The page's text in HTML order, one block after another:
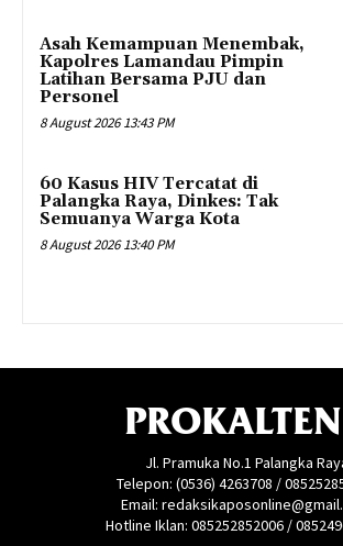
Asah Kemampuan Menembak,
Kapolres Lamandau Pimpin
Latihan Bersama PJU dan
Personel
8 August 2026 13:43 PM
60 Kasus HIV Tercatat di
Palangka Raya, Dinkes: Tak
Semuanya Warga Kota
8 August 2026 13:40 PM
Jl. Pramuka No.1 Palangka
Telepon: (0536) 4263708 /
Email:
Hotline Iklan: 085252852006 /